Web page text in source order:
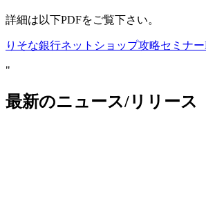
詳細は以下PDFをご覧下さい。
りそな銀行ネットショップ攻略セミナー
"
最新のニュース/リリース